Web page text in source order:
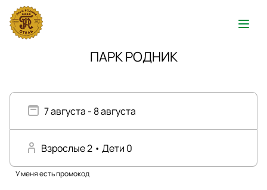
ПАРК РОДНИК
7 августа - 8 августа
Взрослые2 • Дети 0
У меня есть промокод